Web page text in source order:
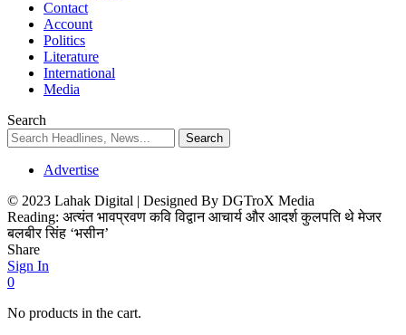
Contact
Account
Politics
Literature
International
Media
Search
Advertise
© 2023 Lahak Digital | Designed By DGTroX Media
Reading: अत्यंत भावप्रवण कवि विद्वान आचार्य और आदर्श कुलपति थे मेजर
बलबीर सिंह ‘भसीन’
Share
Sign In
0
No products in the cart.